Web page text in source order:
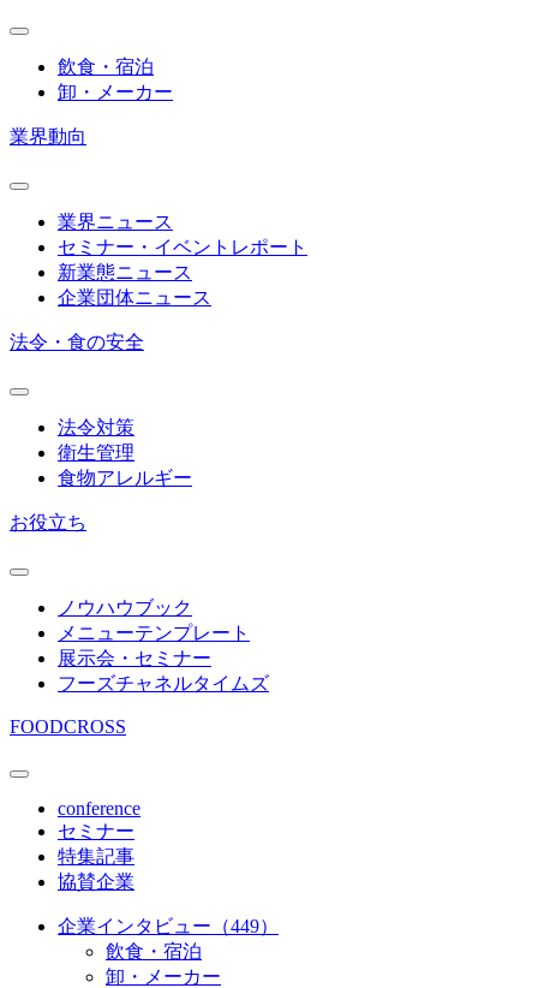
飲食・宿泊
卸・メーカー
業界動向
業界ニュース
セミナー・イベントレポート
新業態ニュース
企業団体ニュース
法令・食の安全
法令対策
衛生管理
食物アレルギー
お役立ち
ノウハウブック
メニューテンプレート
展示会・セミナー
フーズチャネルタイムズ
FOODCROSS
conference
セミナー
特集記事
協賛企業
企業インタビュー（449）
飲食・宿泊
卸・メーカー